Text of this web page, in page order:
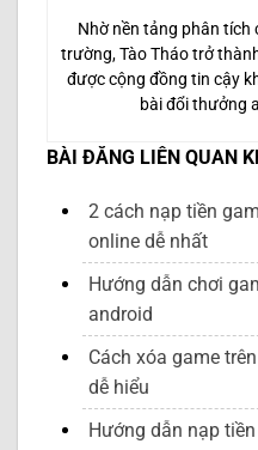
Nhờ nền tảng phân tích
trường, Tào Tháo trở
được cộng đồng tin cậy
bài đổi thưởng
BÀI ĐĂNG LIÊN QUAN
2 cách nạp tiền
online dễ nhất
Hướng dẫn chơi
android
Cách xóa game
dễ hiểu
Hướng dẫn nạp